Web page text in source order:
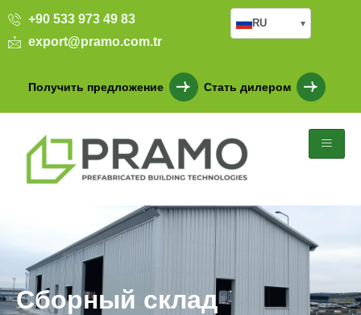
+90 533 973 49 83
export@pramo.com.tr
Получить предложение Стать дилером
RU ▾
Сборный склад